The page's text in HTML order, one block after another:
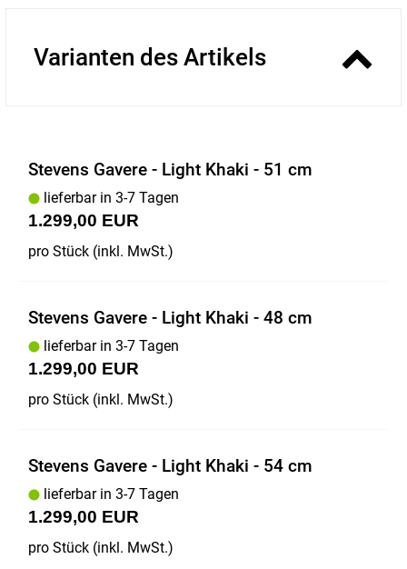
Varianten des Artikels
Stevens Gavere - Light Khaki - 51 cm
lieferbar in 3-7 Tagen
1.299,00 EUR
pro Stück (inkl. MwSt.)
Stevens Gavere - Light Khaki - 48 cm
lieferbar in 3-7 Tagen
1.299,00 EUR
pro Stück (inkl. MwSt.)
Stevens Gavere - Light Khaki - 54 cm
lieferbar in 3-7 Tagen
1.299,00 EUR
pro Stück (inkl. MwSt.)